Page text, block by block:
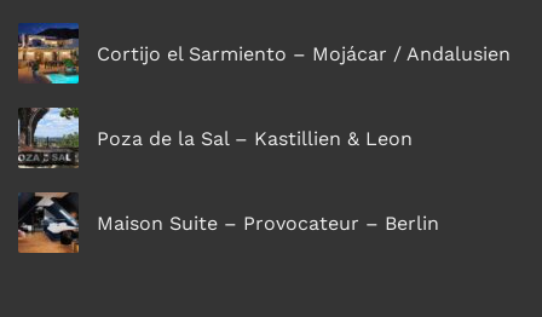
Cortijo el Sarmiento – Mojácar / Andalusien
Poza de la Sal – Kastillien & Leon
Maison Suite – Provocateur – Berlin